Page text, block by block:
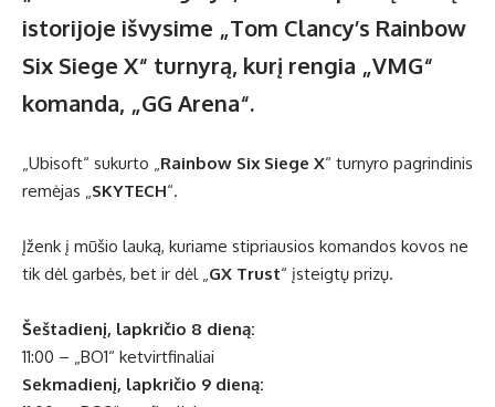
istorijoje išvysime „Tom Clancy’s Rainbow
Six Siege X“ turnyrą, kurį rengia „VMG“
komanda, „GG Arena“.
„Ubisoft“ sukurto „Rainbow Six Siege X“ turnyro pagrindinis
remėjas „SKYTECH“.
Įženk į mūšio lauką, kuriame stipriausios komandos kovos ne
tik dėl garbės, bet ir dėl „GX Trust“ įsteigtų prizų.
Šeštadienį, lapkričio 8 dieną:
11:00 – „BO1“ ketvirtfinaliai
Sekmadienį, lapkričio 9 dieną: